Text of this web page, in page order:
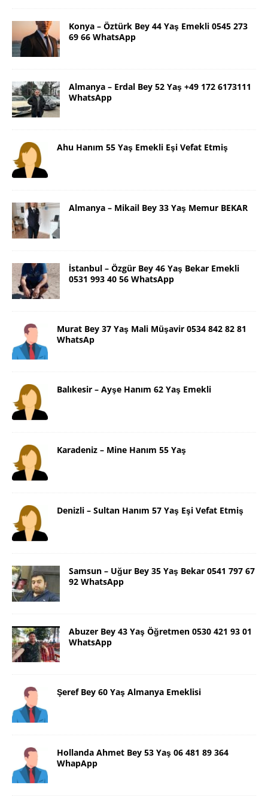
Konya – Öztürk Bey 44 Yaş Emekli 0545 273
69 66 WhatsApp
Almanya – Erdal Bey 52 Yaş +49 172 6173111
WhatsApp
Ahu Hanım 55 Yaş Emekli Eşi Vefat Etmiş
Almanya – Mikail Bey 33 Yaş Memur BEKAR
İstanbul – Özgür Bey 46 Yaş Bekar Emekli
0531 993 40 56 WhatsApp
Murat Bey 37 Yaş Mali Müşavir 0534 842 82 81
WhatsAp
Balıkesir – Ayşe Hanım 62 Yaş Emekli
Karadeniz – Mine Hanım 55 Yaş
Denizli – Sultan Hanım 57 Yaş Eşi Vefat Etmiş
Samsun – Uğur Bey 35 Yaş Bekar 0541 797 67
92 WhatsApp
Abuzer Bey 43 Yaş Öğretmen 0530 421 93 01
WhatsApp
Şeref Bey 60 Yaş Almanya Emeklisi
Hollanda Ahmet Bey 53 Yaş 06 481 89 364
WhapApp